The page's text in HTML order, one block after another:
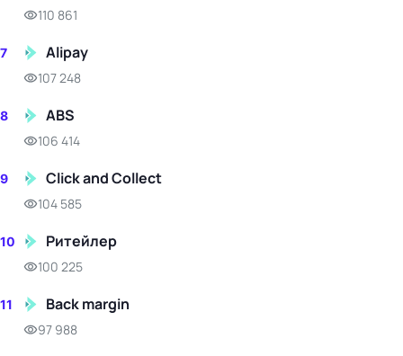
110 861
7 Alipay
107 248
8 ABS
106 414
9 Click and Collect
104 585
10 Ритейлер
100 225
11 Back margin
97 988